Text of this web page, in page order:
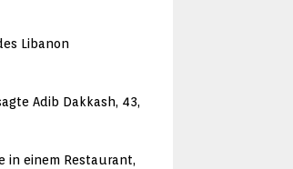
Libanon
Adib Dakkash, 43,
in einem Restaurant,